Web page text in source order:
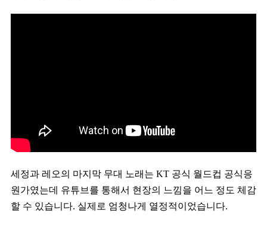
세정과 레오의 마지막 무대 노래는 KT 공식 월드컵 공식응
원가였는데 유튜브를 통해서 현장의 느낌을 어느 정도 체감
할 수 있습니다. 실제로 엄청나게 열정적이었습니다.